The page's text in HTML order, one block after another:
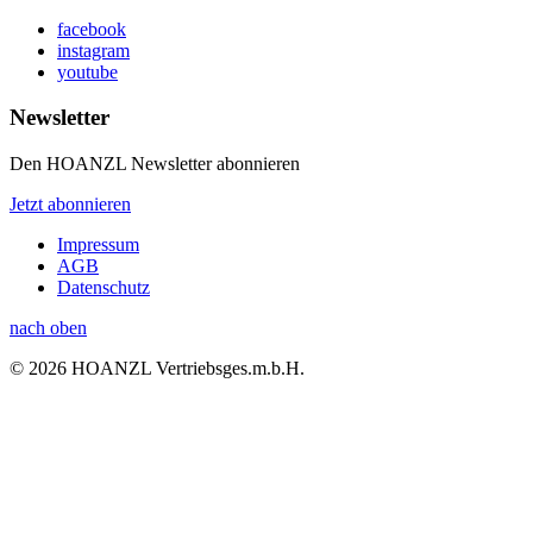
facebook
instagram
youtube
Newsletter
Den HOANZL Newsletter abonnieren
Jetzt abonnieren
Impressum
AGB
Datenschutz
nach oben
© 2026 HOANZL Vertriebsges.m.b.H.